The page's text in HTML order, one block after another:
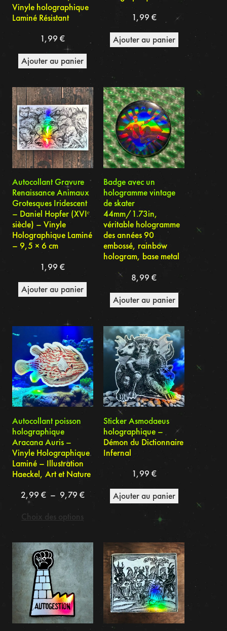
Vinyle holographique
Laminé Résistant
1,99€
Ajouter au panier
1,99 €
Ajouter au panier
Autocollant Gravure
Renaissance Animaux
Grotesques Iridescent
– Daniel Hopfer (XVIᵉ
siècle) – Vinyle
Holographique Laminé
– 9,5 × 6 cm
1,99€
Ajouter au panier
Badge avec un
hologramme vintage
de skater
44mm/1.73in,
véritable hologramme
des années 90
embossé, rainbow
hologram, base metal
8,99€
Ajouter au panier
Autocollant poisson
holographique
Aracana Auris –
Vinyle Holographique
Laminé – Illustration
Haeckel, Art et Nature
2,99 € – 9,79 €Plage
à
9,79 €
Choix des options
Sticker Asmodaeus
holographique –
Démon du Dictionnaire
Infernal
1,99 €
Ajouter au panier